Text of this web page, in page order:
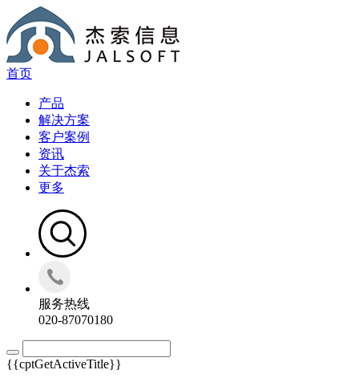
首页
产品
解决方案
客户案例
资讯
关于杰索
更多
服务热线
020-87070180
{{cptGetActiveTitle}}